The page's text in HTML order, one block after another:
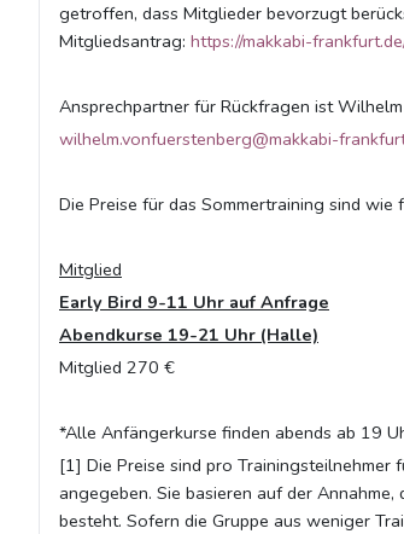
getroffen, dass Mitglieder bevorzugt
Mitgliedsantrag: https://makkabi-
Ansprechpartner für Rückfragen ist
wilhelm.vonfuerstenberg@makkabi-
Die Preise für das Sommertraining sind wie
Mitglied
Early Bird 9-11 Uhr auf Anfrage
Abendkurse 19-21 Uhr (Halle)
Mitglied 270 €
*Alle Anfängerkurse finden abends ab 19
[1] Die Preise sind pro
angegeben. Sie basieren auf der
besteht. Sofern die Gruppe aus weniger